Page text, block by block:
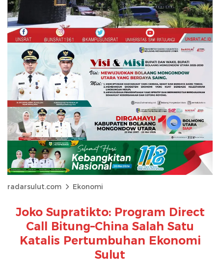
radarsulut.com Ekonomi
Joko Supratikto: Program Direct
Call Bitung–China Salah Satu
Katalis Pertumbuhan Ekonomi
Sulut